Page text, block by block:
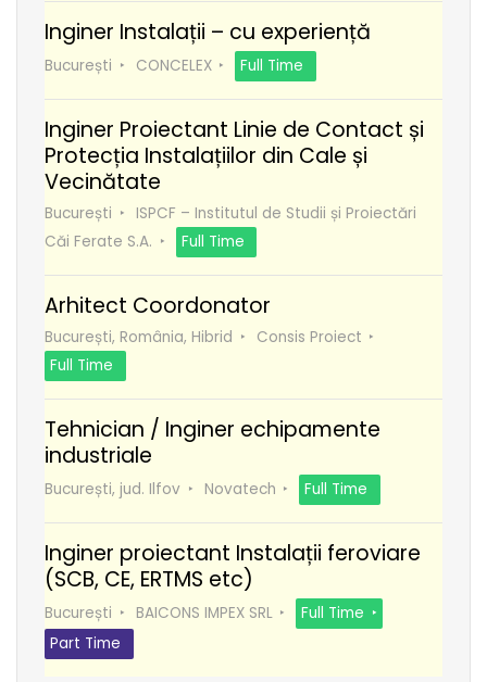
Inginer Instalații – cu experiență
București CONCELEX Full Time
Inginer Proiectant Linie de Contact și
Protecția Instalațiilor din Cale și
Vecinătate
București
ISPCF – Institutul de Studii și Proiectări
Căi Ferate S.A.
Full Time
Arhitect Coordonator
București, România, Hibrid
Consis Proiect
Full Time
Tehnician / Inginer echipamente
industriale
București, jud. Ilfov Novatech Full Time
Inginer proiectant Instalații feroviare
(SCB, CE, ERTMS etc)
București BAICONS IMPEX SRL
Full Time
Part Time